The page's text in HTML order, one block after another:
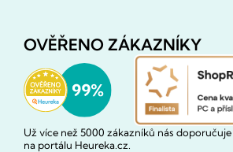
OVĚŘENO ZÁKAZNÍKY
Už více než 5000 zákazníků nás
na portálu Heureka.cz.